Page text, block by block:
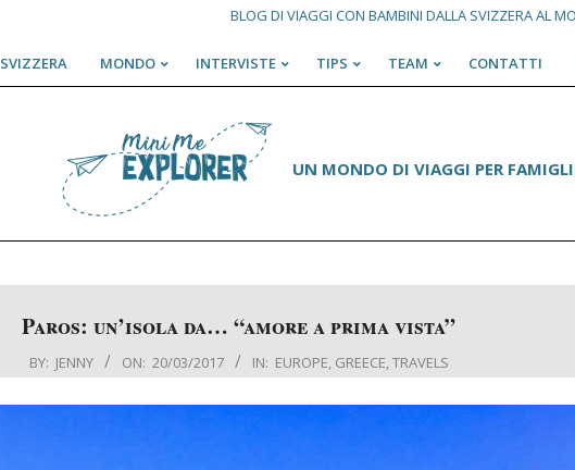
BLOG DI VIAGGI CON BAMBINI DALLA SVIZZERA AL
Primary
SVIZZERA MONDO INTERVISTE TIPS TEAM CONTATTI
UN MONDO DI VIAGGI PER
Paros: un’isola da… “amore a prima vista”
BY: JENNY ON: 20/03/2017 IN: EUROPE, GREECE,TRAVELS